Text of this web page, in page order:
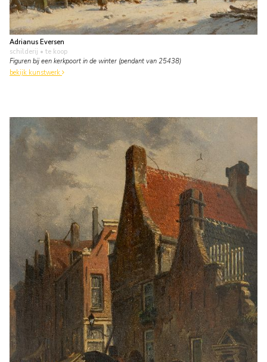
Adrianus Eversen
schilderij • te koop
Figuren bij een kerkpoort in de winter (pendant van 25438)
bekijk kunstwerk